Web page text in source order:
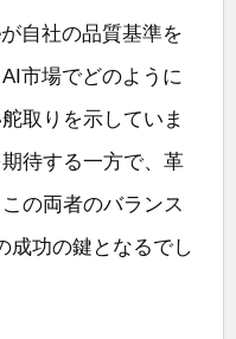
自社の品質基準を
市場でどのように
取りを示していま
待する一方で、革
の両者のバランス
成功の鍵となるでし